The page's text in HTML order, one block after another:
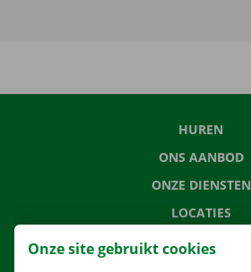
HUREN
ONS AANBOD
ONZE DIENSTEN
LOCATIES
APP
Onze site gebruikt cookies